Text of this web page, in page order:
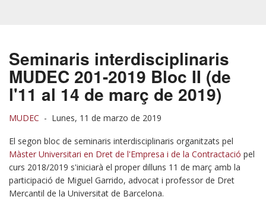
Seminaris interdisciplinaris
MUDEC 201-2019 Bloc II (de
l'11 al 14 de març de 2019)
MUDEC - Lunes, 11 de marzo de 2019
El segon bloc de seminaris interdisciplinaris organitzats pel
Màster Universitari en Dret de l'Empresa i de la Contractació pel
curs 2018/2019 s'iniciarà el proper dilluns 11 de març amb la
participació de Miguel Garrido, advocat i professor de Dret
Mercantil de la Universitat de Barcelona.